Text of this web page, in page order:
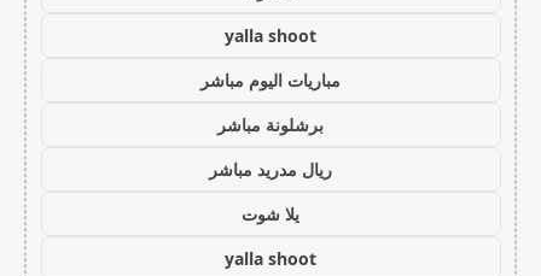
yalla shoot
مباريات اليوم مباشر
برشلونة مباشر
ريال مدريد مباشر
يلا شوت
yalla shoot